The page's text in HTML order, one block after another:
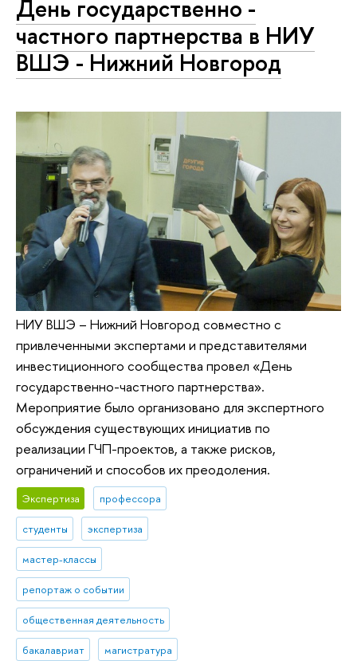
День государственно -
частного партнерства в НИУ
ВШЭ - Нижний Новгород
НИУ ВШЭ – Нижний Новгород совместно с
привлеченными экспертами и представителями
инвестиционного сообщества провел «День
государственно-частного партнерства».
Мероприятие было организовано для экспертного
обсуждения существующих инициатив по
реализации ГЧП-проектов, а также рисков,
ограничений и способов их преодоления.
Экспертиза профессора
студенты экспертиза
мастер-классы
репортаж о событии
общественная деятельность
бакалавриат магистратура